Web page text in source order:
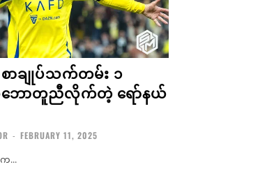
ာချုပ်သက်တမ်း ၁
ောတူညီလိုက်တဲ့ ရော်နယ်
- FEBRUARY 11, 2025
...